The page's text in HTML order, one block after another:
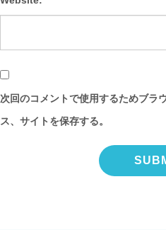
次回のコメントで使用するためブラ
ス、サイトを保存する。